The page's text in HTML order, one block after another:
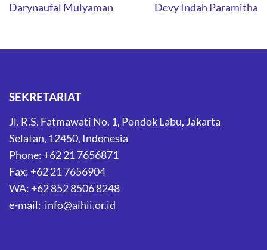
Post
Darynaufal Mulyaman Devy Indah Paramitha
SEKRETARIAT
Jl. R.S. Fatmawati No. 1, Pondok Labu, Jakarta
Selatan, 12450, Indonesia
Phone: +62 21 7656871
Fax: +62 21 7656904
WA: +62 852 8506 8248
e-mail: info@aihii.or.id